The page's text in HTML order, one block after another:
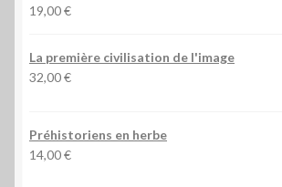
19,00€
La première civilisation de l'image
32,00€
Préhistoriens en herbe
14,00€